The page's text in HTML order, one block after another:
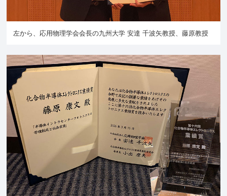
左から、応用物理学会会長の九州大学 安達 千波矢教授、藤原教授